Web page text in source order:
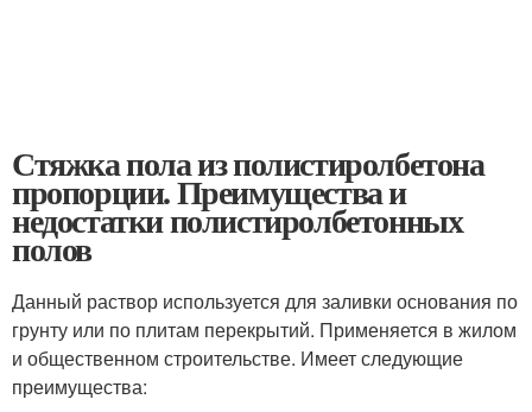
Стяжка пола из полистиролбетона
пропорции. Преимущества и
недостатки полистиролбетонных
полов
Данный раствор используется для заливки основания по
грунту или по плитам перекрытий. Применяется в жилом
и общественном строительстве. Имеет следующие
преимущества: